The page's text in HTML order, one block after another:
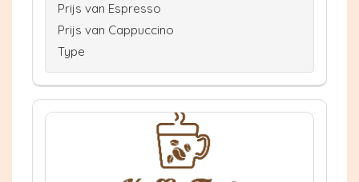
Prijs van Espresso
Prijs van Cappuccino
Type